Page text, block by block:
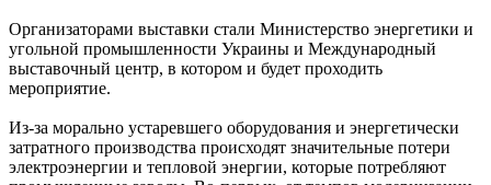
Организаторами выставки стали Министерство энергетики и
угольной промышленности Украины и Международный
выставочный центр, в котором и будет проходить
мероприятие.
Из-за морально устаревшего оборудования и энергетически
затратного производства происходят значительные потери
электроэнергии и тепловой энергии, которые потребляют